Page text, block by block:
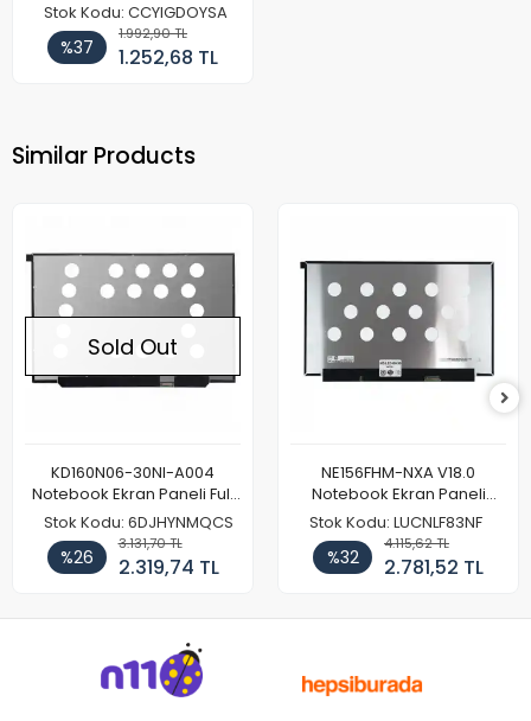
Stok Kodu: CCYIGDOYSA
%37
1.992,90 TL
1.252,68 TL
Similar Products
Sold Out
KD160N06-30NI-A004
Notebook Ekran Paneli Full
HD
Stok Kodu: 6DJHYNMQCS
%26
3.131,70 TL
2.319,74 TL
NE156FHM-NXA V18.0
Notebook Ekran Paneli
144Hz
Stok Kodu: LUCNLF83NF
%32
4.115,62 TL
2.781,52 TL